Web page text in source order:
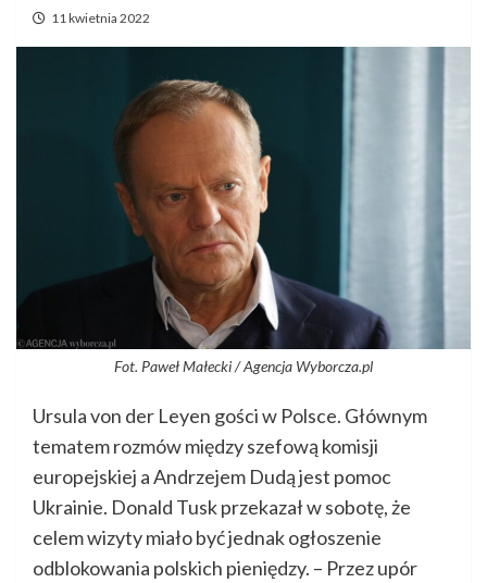
11 kwietnia 2022
Fot. Paweł Małecki / Agencja Wyborcza.pl
Ursula von der Leyen gości w Polsce. Głównym
tematem rozmów między szefową komisji
europejskiej a Andrzejem Dudą jest pomoc
Ukrainie. Donald Tusk przekazał w sobotę, że
celem wizyty miało być jednak ogłoszenie
odblokowania polskich pieniędzy. – Przez upór